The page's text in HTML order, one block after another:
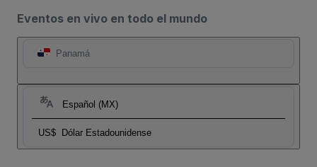
Eventos en vivo en todo el mundo
Panamá
Español (MX)
US$ Dólar Estadounidense